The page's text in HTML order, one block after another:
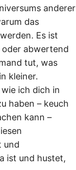
anderer
das
Es ist
abwertend
tut, was
kleiner.
ich dich in
haben – keuch
kann –
und
ist und hustet,